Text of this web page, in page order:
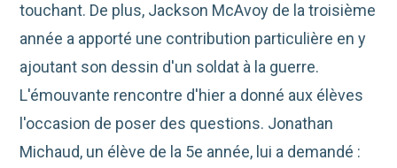
touchant. De plus, Jackson McAvoy de la troisième
année a apporté une contribution particulière en y
ajoutant son dessin d'un soldat à la guerre.
L'émouvante rencontre d'hier a donné aux élèves
l'occasion de poser des questions. Jonathan
Michaud, un élève de la 5e année, lui a demandé :